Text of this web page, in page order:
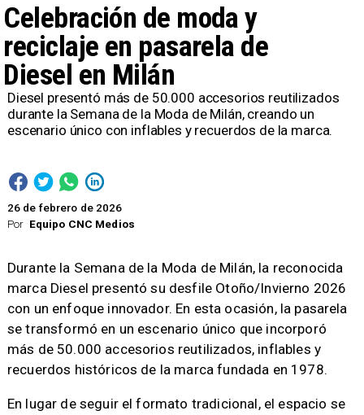
Por Equipo CNC Medios
Celebración de moda y
reciclaje en pasarela de
Diesel en Milán
26 de febrero de 2026
Diesel presentó más de 50.000 accesorios reutilizados
durante la Semana de la Moda de Milán, creando un
escenario único con inflables y recuerdos de la marca.
Durante la Semana de la Moda de Milán, la reconocida
marca Diesel presentó su desfile Otoño/Invierno 2026
con un enfoque innovador. En esta ocasión, la pasarela
se transformó en un escenario único que incorporó
más de 50.000 accesorios reutilizados, inflables y
recuerdos históricos de la marca fundada en 1978.
En lugar de seguir el formato tradicional, el espacio se